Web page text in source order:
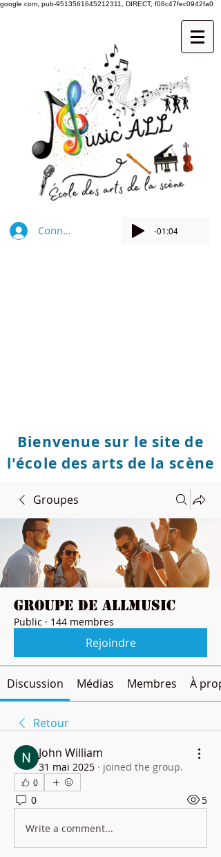
google.com, pub-9513561645212311, DIRECT, f08c47fec0942fa0
Connexion -01:04
Bienvenue sur le site de
l'école des arts de la scène
Groupes
Groupe de Allmusic
Public · 144 membres
Rejoindre
Discussion Médias Membres À
Retour
John William
31 mai 2025 · joined the group.
0
0 5
Write a comment...